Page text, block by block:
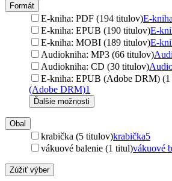
Formát
E-kniha: PDF (194 titulov)E-
E-kniha: EPUB (190 titulov)E-
E-kniha: MOBI (189 titulov)E-
Audiokniha: MP3 (66 titulov)
Audiokniha: CD (30 titulov)
E-kniha: EPUB (Adobe DRM)
(Adobe DRM)1
Ďalšie možnosti
Obal
krabička (5 titulov)krabička5
vákuové balenie (1 titul)vákuové
Zúžiť výber